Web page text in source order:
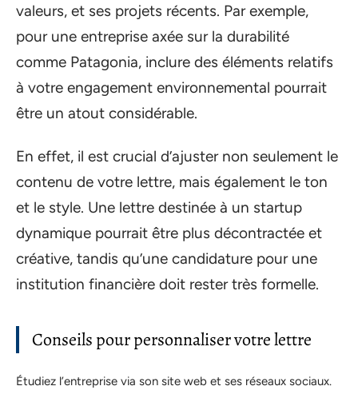
valeurs, et ses projets récents. Par exemple,
pour une entreprise axée sur la durabilité
comme Patagonia, inclure des éléments relatifs
à votre engagement environnemental pourrait
être un atout considérable.
En effet, il est crucial d’ajuster non seulement le
contenu de votre lettre, mais également le ton
et le style. Une lettre destinée à un startup
dynamique pourrait être plus décontractée et
créative, tandis qu’une candidature pour une
institution financière doit rester très formelle.
Conseils pour personnaliser votre lettre
Étudiez l’entreprise via son site web et ses réseaux sociaux.